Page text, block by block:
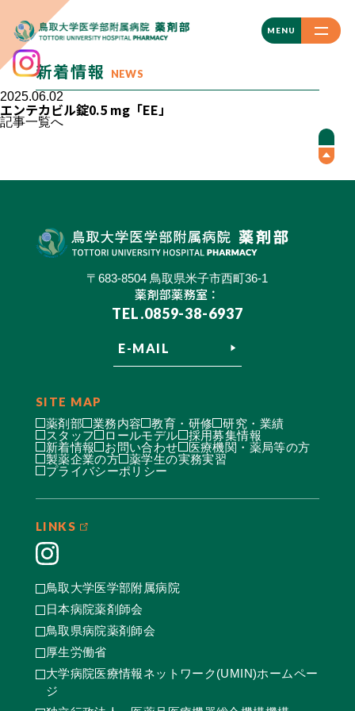
MENU
CLOSE
新着情報 NEWS
2025.06.02
エンテカビル錠0.5 mg「EE」
記事一覧へ
〒683-8504 鳥取県米子市西町36-1
薬剤部薬務室：
TEL.0859-38-6937
E-MAIL
SITE MAP
薬剤部 業務内容 教育・研修
研究・業績
スタッフ
ロールモデル
採用募集情報
新着情報
お問い合わせ
医療機関・薬局等の方
製薬企業の方
薬学生の実務実習
プライバシーポリシー
LINKS
鳥取大学医学部附属病院
日本病院薬剤師会
鳥取県病院薬剤師会
厚生労働省
大学病院医療情報ネットワーク(UMIN)ホームペー
ジ